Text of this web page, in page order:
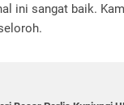
ini sangat baik.